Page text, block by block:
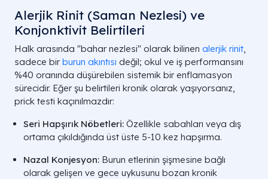
Alerjik Rinit (Saman Nezlesi) ve
Konjonktivit Belirtileri
Halk arasında "bahar nezlesi" olarak bilinen alerjik rinit,
sadece birburun akıntısı değil; okul ve iş performansını
%40 oranında düşürebilen sistemik bir enflamasyon
sürecidir. Eğer şu belirtileri kronik olarak yaşıyorsanız,
prick testi kaçınılmazdır:
Seri Hapşırık Nöbetleri: Özellikle sabahları veya dış
ortama çıkıldığında üst üste 5-10 kez hapşırma.
Nazal Konjesyon: Burun etlerinin şişmesine bağlı
olarak gelişen ve gece uykusunu bozan kronik